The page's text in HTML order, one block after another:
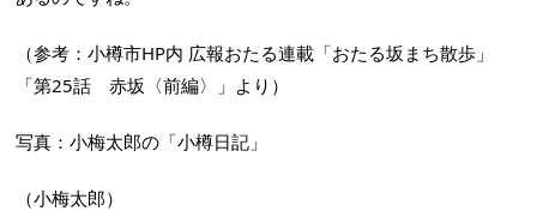
（参考：小樽市HP内 広報おたる連載「おたる坂まち散歩」
「第25話 赤坂〈前編〉」より）
写真：小梅太郎の「小樽日記」
（小梅太郎）